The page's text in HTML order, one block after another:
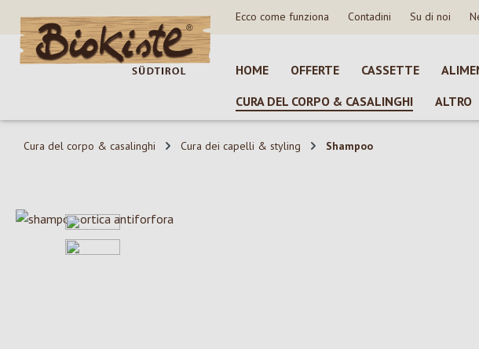
al contenuto principale
Salta alla ricerca
Passa alla navigazione principale Ecco come funziona Contadini Su di noi
HOME OFFERTE CASSETTE
CURA DEL CORPO & CASALINGHI
ALTRO
Cura del corpo & casalinghi Cura dei capelli & styling Shampoo
Salta la galleria di immagini